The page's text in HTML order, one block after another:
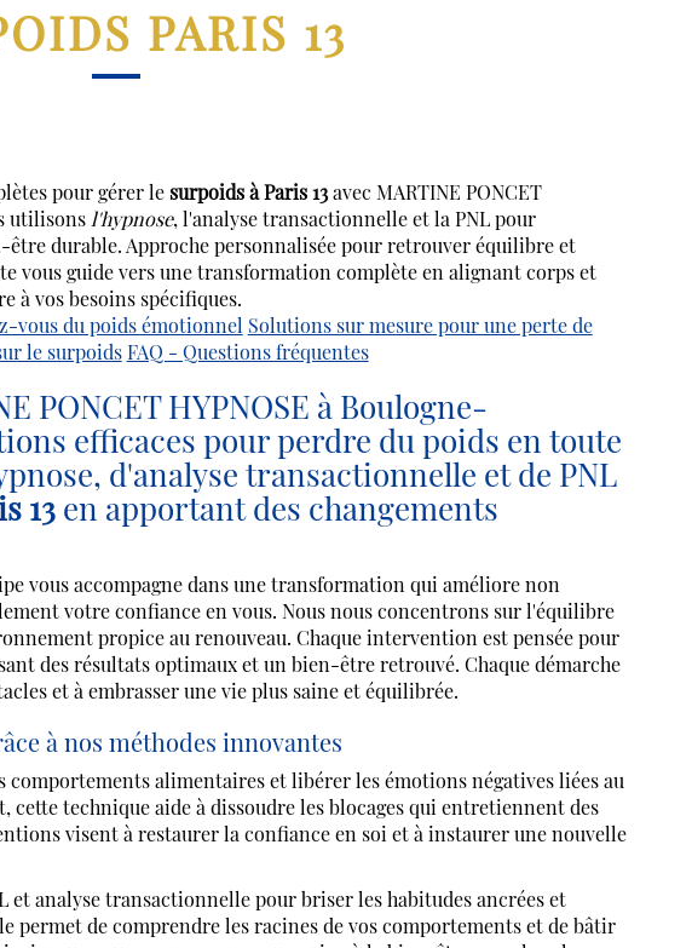
PARIS 13
pour gérer le surpoids à Paris 13avec MARTINE PONCET
utilisons l'hypnose, l'analyse transactionnelle et la PNL pour
durable. Approche personnalisée pour retrouver équilibre et
vous guide vers une transformation complète en alignant corps et
à vos besoins spécifiques.
vous du poids émotionnel Solutions sur mesure pour une perte de
le surpoids FAQ - Questions fréquentes
PONCET HYPNOSE à Boulogne-
efficaces pour perdre du poids en toute
d'analyse transactionnelle et de PNL
13en apportant des changements
vous accompagne dans une transformation qui améliore non
votre confiance en vous. Nous nous concentrons sur l'équilibre
propice au renouveau. Chaque intervention est pensée pour
des résultats optimaux et un bien-être retrouvé. Chaque démarche
et à embrasser une vie plus saine et équilibrée.
à nos méthodes innovantes
alimentaires et libérer les émotions négatives liées au
technique aide à dissoudre les blocages qui entretiennent des
visent à restaurer la confiance en soi et à instaurer une nouvelle
et analyse transactionnelle pour briser les habitudes ancrées et
de comprendre les racines de vos comportements et de bâtir